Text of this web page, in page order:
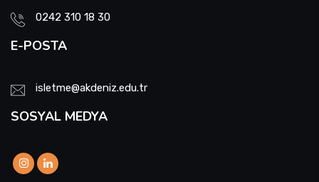
0242 310 18 30
E-POSTA
isletme@akdeniz.edu.tr
SOSYAL MEDYA